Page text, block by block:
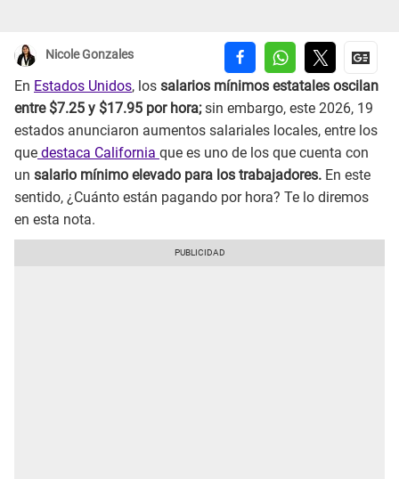
Nicole Gonzales
En Estados Unidos, los salarios mínimos estatales oscilan
entre $7.25 y $17.95 por hora;sin embargo, este 2026, 19
estados anunciaron aumentos salariales locales, entre los
que destaca California que es uno de los que cuenta con
un salario mínimo elevado para los trabajadores. En este
sentido, ¿Cuánto están pagando por hora? Te lo diremos
en esta nota.